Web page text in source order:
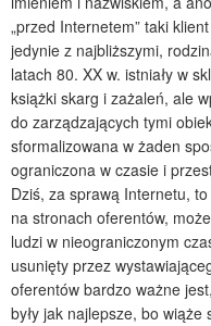
„przed Internetem” taki
jedynie z najbliższymi,
latach 80. XX w. istniały w
książki skarg i zażaleń, ale
do zarządzających tymi
sformalizowana w żaden
ograniczona w czasie i
Dziś, za sprawą Internetu,
na stronach oferentów,
ludzi w nieograniczonym
usunięty przez
oferentów bardzo ważne
były jak najlepsze, bo wiąże